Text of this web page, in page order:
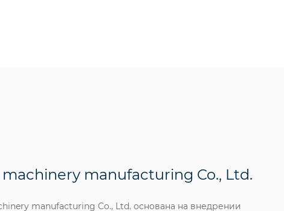
manufacturing Co., Ltd.
manufacturing Co., Ltd. основана на внедрении